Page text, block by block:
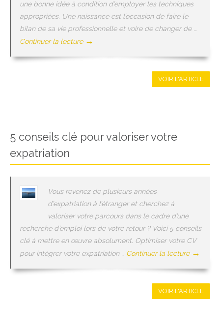
une bonne idée à condition d’employer les techniques
appropriées. Une naissance est l’occasion de faire le
bilan de sa vie professionnelle et voire de changer de …
Continuer la lecture →
VOIR L'ARTICLE
5 conseils clé pour valoriser votre
expatriation
Vous revenez de plusieurs années
d’expatriation à l’étranger et cherchez à
valoriser votre parcours dans le cadre d’une
recherche d’emploi lors de votre retour ? Voici 5 conseils
clé à mettre en œuvre absolument. Optimiser votre CV
pour intégrer votre expatriation … Continuer la lecture →
VOIR L'ARTICLE